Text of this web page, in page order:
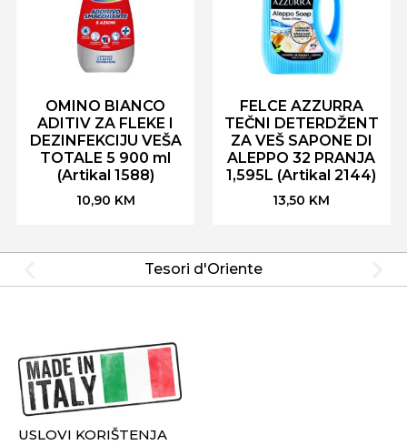
OMINO BIANCO
ADITIV ZA FLEKE I
DEZINFEKCIJU VEŠA
TOTALE 5 900 ml
(Artikal 1588)
10,90 KM
FELCE AZZURRA
TEČNI DETERDŽENT
ZA VEŠ SAPONE DI
ALEPPO 32 PRANJA
1,595L (Artikal 2144)
13,50 KM
Tesori d'Oriente
USLOVI KORIŠTENJA